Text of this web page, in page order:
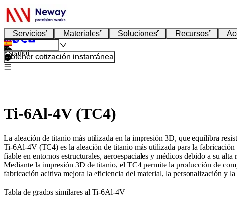
Servicios Materiales Soluciones Recursos
Español
Obtener cotización instantánea
Ti-6Al-4V (TC4)
La aleación de titanio más utilizada en la impresión 3D, que equilibra
Ti-6Al-4V (TC4) es la aleación de titanio más utilizada para la
fiable en entornos estructurales, aeroespaciales y médicos debido a su alta
Mediante la impresión 3D de titanio, el TC4 permite la producción de
fabricación aditiva mejora la eficiencia del material, la personalización y
Tabla de grados similares al Ti-6Al-4V